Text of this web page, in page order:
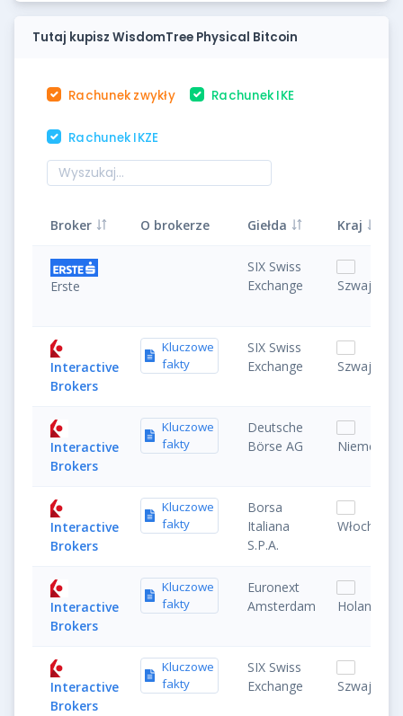
Tutaj kupisz WisdomTree Physical Bitcoin
Rachunek zwykły Rachunek IKE
Rachunek IKZE
Broker O brokerze Giełda Kraj
Erste
SIX Swiss
Exchange
Szwajcaria
Interactive
Brokers
Kluczowe
fakty
SIX Swiss
Exchange
Szwajcaria
Interactive
Brokers
Kluczowe
fakty
Deutsche
Börse AG
Niemcy
Interactive
Brokers
Kluczowe
fakty
Borsa
Italiana
S.P.A.
Włochy
Interactive
Brokers
Kluczowe
fakty
Euronext
Amsterdam
Holandia
Interactive
Brokers
Kluczowe
fakty
SIX Swiss
Exchange
Szwajcaria